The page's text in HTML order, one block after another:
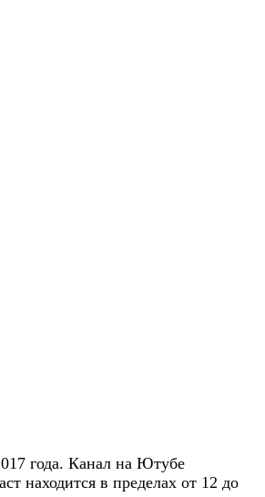
года. Канал на Ютубе
находится в пределах от 12 до